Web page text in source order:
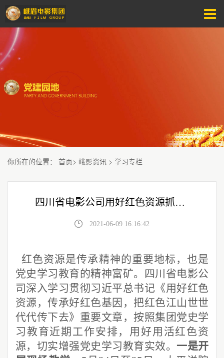
你所在的位置： 首页> 峨影资讯 > 学习专栏
四川省电影公司用好红色资源抓实学习教育
2021-06-09 16:16:42
红色资源是传承精神的重要地标，也是
党史学习教育的精神富矿。四川省电影公
司深入学习贯彻习近平总书记《用好红色
资源，传承好红色基因，把红色江山世世
代代传下去》重要文章，按照集团党史学
习教育近期工作安排，用好用活红色资
源，切实增强党史学习教育实效。 一是开